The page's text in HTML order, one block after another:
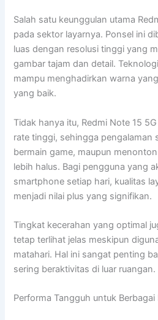
Salah satu keunggulan utama
pada sektor layarnya. Ponsel ini
luas dengan resolusi tinggi yang
gambar tajam dan detail.
mampu menghadirkan warna
yang baik.
Tidak hanya itu, Redmi Note 15
rate tinggi, sehingga pengalaman
bermain game, maupun
lebih halus. Bagi pengguna yang
smartphone setiap hari, kualitas
menjadi nilai plus yang signifikan.
Tingkat kecerahan yang optimal
tetap terlihat jelas meskipun
matahari. Hal ini sangat penting
sering beraktivitas di luar ruangan.
Performa Tangguh untuk Berbagai